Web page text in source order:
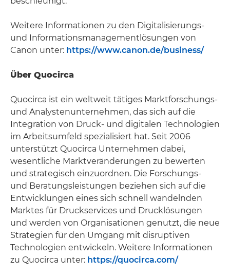
Weitere Informationen zu den Digitalisierungs-
und Informationsmanagement­lösungen von
Canon unter: https://www.canon.de/business/
Über Quocirca
Quocirca ist ein weltweit tätiges Marktforschungs-
und Analystenunternehmen, das sich auf die
Integration von Druck- und digitalen Technologien
im Arbeitsumfeld spezialisiert hat. Seit 2006
unterstützt Quocirca Unternehmen dabei,
wesentliche Marktveränderungen zu bewerten
und strategisch einzuordnen. Die Forschungs-
und Beratungsleistungen beziehen sich auf die
Entwicklungen eines sich schnell wandelnden
Marktes für Druckservices und Drucklösungen
und werden von Organisationen genutzt, die neue
Strategien für den Umgang mit disruptiven
Technologien entwickeln. Weitere Informationen
zu Quocirca unter: https://quocirca.com/